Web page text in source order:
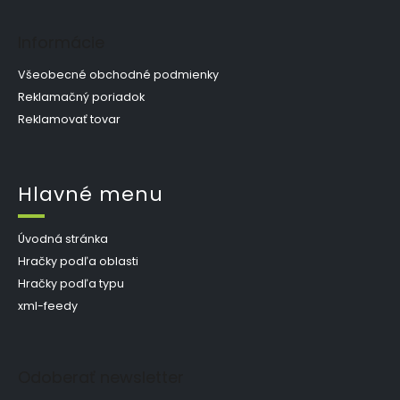
Všeobecné obchodné podmienky
Reklamačný poriadok
Reklamovať tovar
Hlavné menu
Úvodná stránka
Hračky podľa oblasti
Hračky podľa typu
xml-feedy